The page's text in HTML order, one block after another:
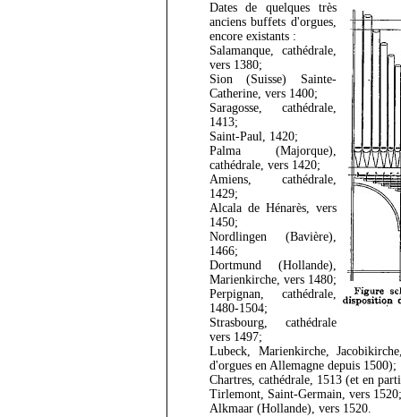
Dates de quelques très
anciens buffets d'orgues,
encore existants :
Salamanque, cathédrale,
vers 1380;
Sion (Suisse) Sainte-
Catherine, vers 1400;
Saragosse, cathédrale,
1413;
Saint-Paul, 1420;
Palma (Majorque),
cathédrale, vers 1420;
Amiens, cathédrale,
1429;
Alcala de Hénarès, vers
1450;
Nordlingen (Bavière),
1466;
Dortmund (Hollande),
Marienkirche, vers 1480;
Perpignan, cathédrale,
1480-1504;
Strasbourg, cathédrale
vers 1497;
Lubeck, Marienkirche,
d'orgues en Allemagne depuis 1500);
Chartres, cathédrale, 1513 (et en
Tirlemont, Saint-Germain, vers 1520;
Alkmaar (Hollande), vers 1520.